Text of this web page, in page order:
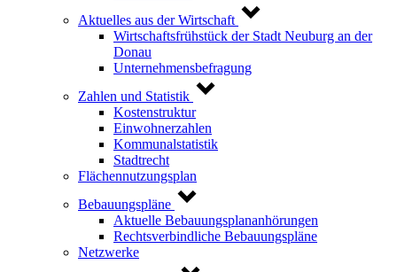
Aktuelles aus der Wirtschaft
Wirtschaftsfrühstück der Stadt Neuburg an der
Donau
Unternehmensbefragung
Zahlen und Statistik
Kostenstruktur
Einwohnerzahlen
Kommunalstatistik
Stadtrecht
Flächennutzungsplan
Bebauungspläne
Aktuelle Bebauungsplananhörungen
Rechtsverbindliche Bebauungspläne
Netzwerke